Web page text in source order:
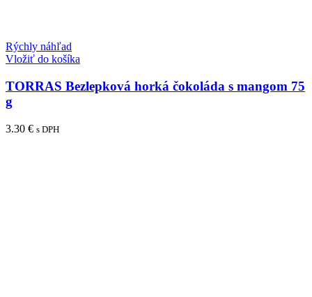
Rýchly náhľad
Vložiť do košíka
TORRAS Bezlepková horká čokoláda s mangom 75
g
3.30 € s DPH